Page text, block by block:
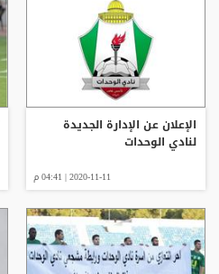
الإعلان عن الإدارة الجديدة
لنادي الوحدات
2020-11-11 | 04:41 م